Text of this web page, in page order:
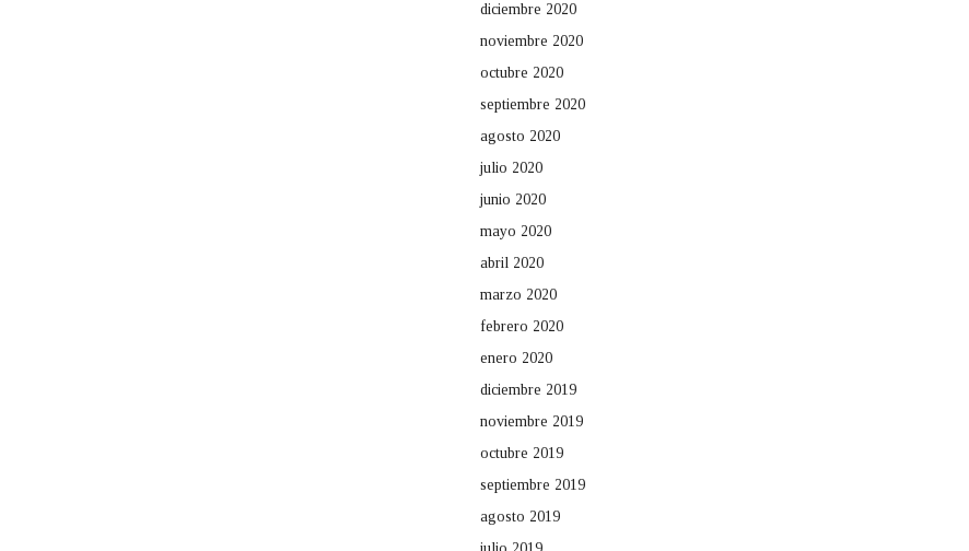
diciembre 2020
noviembre 2020
octubre 2020
septiembre 2020
agosto 2020
julio 2020
junio 2020
mayo 2020
abril 2020
marzo 2020
febrero 2020
enero 2020
diciembre 2019
noviembre 2019
octubre 2019
septiembre 2019
agosto 2019